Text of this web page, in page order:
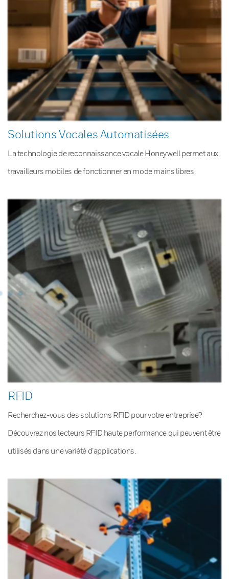
Solutions Vocales Automatisées
La technologie de reconnaissance vocale Honeywell permet aux
travailleurs mobiles de fonctionner en mode mains libres.
RFID
Recherchez-vous des solutions RFID pour votre entreprise?
Découvrez nos lecteurs RFID haute performance qui peuvent être
utilisés dans une variété d’applications.